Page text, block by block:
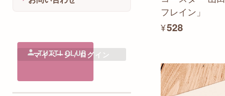
clavecin / オリジナル雑貨
千代原歩 / 大譜表鍵盤シート
KOTOBUKI MICHIRU / 楽器ア
たむたむ / 水引アート＆クラ
TUTTI CLUB
マイページ / ログイン
フレイン」
¥528